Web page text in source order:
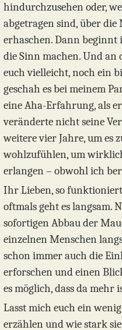
hindurchzusehen oder,
abgetragen sind, über
erhaschen. Dann beginnt
die Sinn machen. Und an
euch vielleicht, noch ein
geschah es bei meinem
eine Aha-Erfahrung, als
veränderte nicht seine
weitere vier Jahre, um es
wohlzufühlen, um
erlangen – obwohl ich
Ihr Lieben, so
oftmals geht es langsam.
sofortigen Abbau der
einzelnen Menschen
schon immer auch die
erforschen und einen
es möglich, dass da mehr
Lasst mich euch ein
erzählen und wie stark